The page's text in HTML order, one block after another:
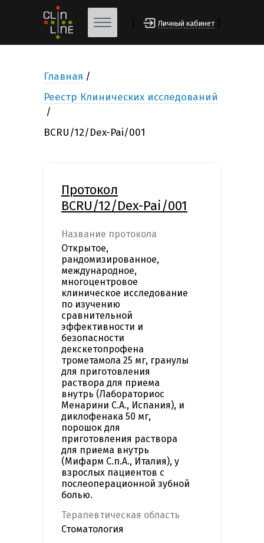
Личный кабинет
Главная
Реестр Клинических исследований
BCRU/12/Dex-Pai/001
Протокол
BCRU/12/Dex-Pai/001
Название протокола
Открытое,
рандомизированное,
международное,
многоцентровое
клиническое исследование
по изучению
сравнительной
эффективности и
безопасности
декскетопрофена
трометамола 25 мг, гранулы
для приготовления
раствора для приема
внутрь (Лабораториос
Менарини С.А., Испания), и
диклофенака 50 мг,
порошок для
приготовления раствора
для приема внутрь
(Мифарм С.п.А., Италия), у
взрослых пациентов с
послеоперационной зубной
болью.
Терапевтическая область
Стоматология